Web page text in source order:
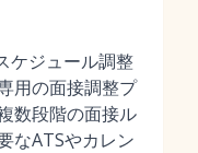
ケジュール調整
用の面接調整プ
数段階の面接ル
なATSやカレン